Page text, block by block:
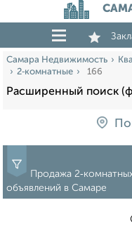
Самара Недвижимость
2‑комнатные
166
Расширенный поиск
Продажа
объявлений в Самаре